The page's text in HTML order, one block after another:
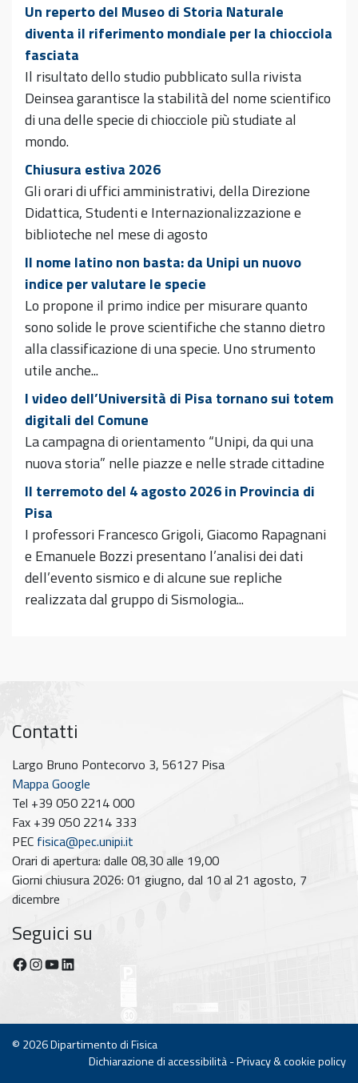
Un reperto del Museo di Storia Naturale
diventa il riferimento mondiale per la chiocciola
fasciata
Il risultato dello studio pubblicato sulla rivista
Deinsea garantisce la stabilità del nome scientifico
di una delle specie di chiocciole più studiate al
mondo.
Chiusura estiva 2026
Gli orari di uffici amministrativi, della Direzione
Didattica, Studenti e Internazionalizzazione e
biblioteche nel mese di agosto
Il nome latino non basta: da Unipi un nuovo
indice per valutare le specie
Lo propone il primo indice per misurare quanto
sono solide le prove scientifiche che stanno dietro
alla classificazione di una specie. Uno strumento
utile anche...
I video dell’Università di Pisa tornano sui totem
digitali del Comune
La campagna di orientamento “Unipi, da qui una
nuova storia” nelle piazze e nelle strade cittadine
Il terremoto del 4 agosto 2026 in Provincia di
Pisa
I professori Francesco Grigoli, Giacomo Rapagnani
e Emanuele Bozzi presentano l’analisi dei dati
dell’evento sismico e di alcune sue repliche
realizzata dal gruppo di Sismologia...
Contatti
Largo Bruno Pontecorvo 3, 56127 Pisa
Mappa Google
Tel +39 050 2214 000
Fax +39 050 2214 333
PEC fisica@pec.unipi.it
Orari di apertura: dalle 08,30 alle 19,00
Giorni chiusura 2026: 01 giugno, dal 10 al 21 agosto, 7
dicembre
Seguici su
Facebook
Instagram
YouTube
https://www.linkedin.com/company/dipartimento-di-fisica-unipi/posts/?feedView=all
© 2026Dipartimento di Fisica
Dichiarazione di accessibilità-Privacy & cookie policy